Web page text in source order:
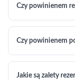
Czy powinienem
Czy powinienem
Jakie są zalety